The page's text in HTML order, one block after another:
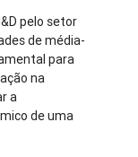
pelo setor
de média-
para
na
a
de uma